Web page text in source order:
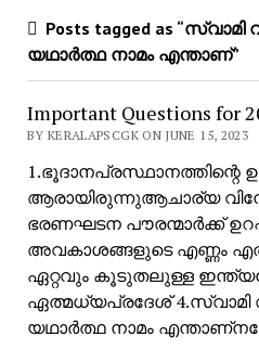
Posts tagged as “സ്വാമി
യഥാർത്ഥ നാമം എന്താണ്”
Important Questions for
BY KERALAPSCGK ON JUNE 15, 2023
1.ഭൂദാനപ്രസ്ഥാനത്തിന്റെ
ആരായിരുന്നുആചാര്യ
ഭരണഘടന പൗരന്മാർക്ക്
അവകാശങ്ങളുടെ എണ്ണം
ഏറ്റവും കൂടുതലുള്ള
ഏത്മധ്യപ്രദേശ് 4.സ്വാമി
യഥാർത്ഥ നാമം